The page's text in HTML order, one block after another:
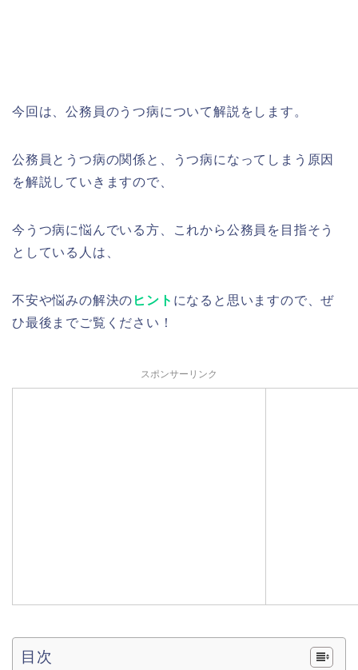
今回は、公務員のうつ病について解説をします。
公務員とうつ病の関係と、うつ病になってしまう原因
を解説していきますので、
今うつ病に悩んでいる方、これから公務員を目指そう
としている人は、
不安や悩みの解決の ヒント になると思いますので、ぜ
ひ最後までご覧ください！
スポンサーリンク
目次